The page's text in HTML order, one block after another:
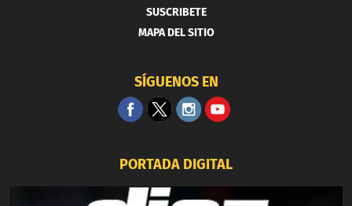
SUSCRIBETE
MAPA DEL SITIO
SÍGUENOS EN
PORTADA DIGITAL